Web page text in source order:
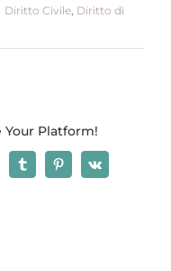
Diritto Civile Diritto di
Your Platform!
TumblrPinterest
Vk